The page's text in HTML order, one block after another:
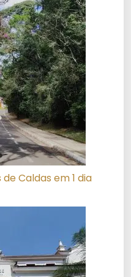
Caldas em 1 dia